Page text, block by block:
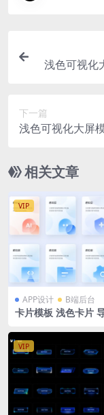
浅色可视化大
下一篇
浅色可视化大屏
相关文章
VIP
APP设计 B端后台
卡片模板 浅色卡片
式
VIP